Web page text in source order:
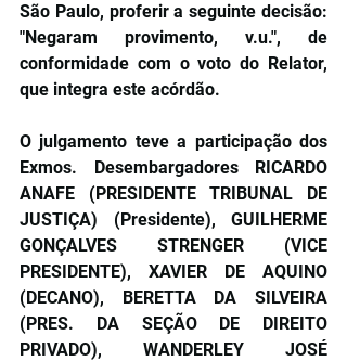
São Paulo, proferir a seguinte decisão:
"Negaram provimento, v.u.", de
conformidade com o voto do Relator,
que integra este acórdão.
O julgamento teve a participação dos
Exmos. Desembargadores RICARDO
ANAFE (PRESIDENTE TRIBUNAL DE
JUSTIÇA) (Presidente), GUILHERME
GONÇALVES STRENGER (VICE
PRESIDENTE), XAVIER DE AQUINO
(DECANO), BERETTA DA SILVEIRA
(PRES. DA SEÇÃO DE DIREITO
PRIVADO), WANDERLEY JOSÉ